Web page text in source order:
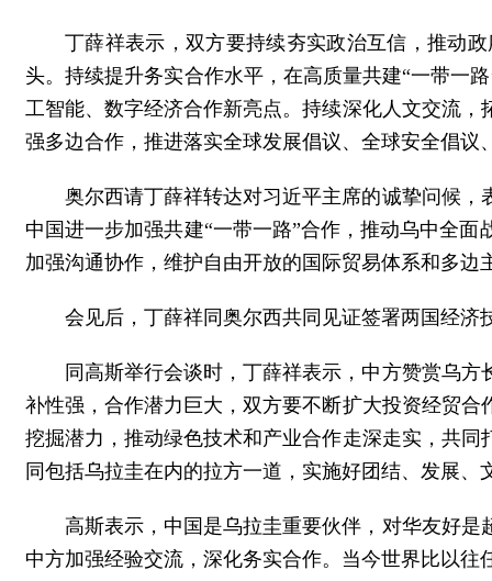
丁薛祥表示，双方要持续夯实政治互信，推动
头。持续提升务实合作水平，在高质量共建“一带一
工智能、数字经济合作新亮点。持续深化人文交流
强多边合作，推进落实全球发展倡议、全球安全倡
奥尔西请丁薛祥转达对习近平主席的诚挚问候
中国进一步加强共建“一带一路”合作，推动乌中全
加强沟通协作，维护自由开放的国际贸易体系和多边
会见后，丁薛祥同奥尔西共同见证签署两国经济
同高斯举行会谈时，丁薛祥表示，中方赞赏乌
补性强，合作潜力巨大，双方要不断扩大投资经贸
挖掘潜力，推动绿色技术和产业合作走深走实，共
同包括乌拉圭在内的拉方一道，实施好团结、发展
高斯表示，中国是乌拉圭重要伙伴，对华友好
中方加强经验交流，深化务实合作。当今世界比以